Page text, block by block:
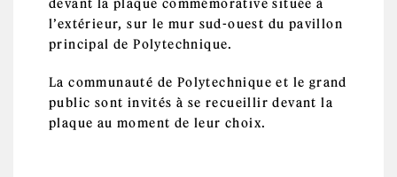
devant la plaque commémorative située à
l’extérieur, sur le mur sud-ouest du pavillon
principal de Polytechnique.
La communauté de Polytechnique et le grand
public sont invités à se recueillir devant la
plaque au moment de leur choix.